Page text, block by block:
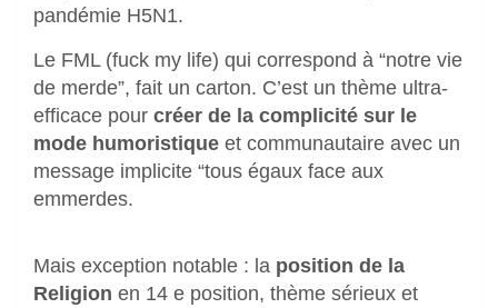
pandémie H5N1.
Le FML (fuck my life) qui correspond à “notre vie
de merde”, fait un carton. C’est un thème ultra-
efficace pour créer de la complicité sur le
mode humoristique et communautaire avec un
message implicite “tous égaux face aux
emmerdes.
Mais exception notable : la position de la
Religion en 14 e position, thème sérieux et